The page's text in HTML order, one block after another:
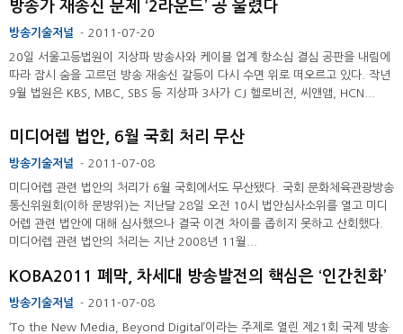
방송가 재송신 문제 ‘2라운드’ 공 울렸다
방송기술저널 - 2011-07-20
20일 서울고등법원이 지상파 방송사와 케이블 업계 항소심 결심 공판을 내림에
따라 잠시 숨을 고르던 방송 재송신 갈등이 다시 수면 위로 떠오르고 있다. 작년
9월 법원은 KBS, MBC, SBS 등 지상파 3사가 CJ 헬로비전, 씨앤앰, HCN...
미디어렙 법안, 6월 국회 처리 무산
방송기술저널 - 2011-07-08
미디어렙 관련 법안의 처리가 6월 국회에서도 무산됐다. 국회 문화체육관광방송
통신위원회(이하 문방위)는 지난달 28일 오전 10시 법안심사소위를 열고 미디
어렙 관련 법안에 대해 심사했으나 결국 이견 차이를 좁히지 못하고 산회했다.
미디어렙 관련 법안의 처리는 지난 2008년 11월...
KOBA2011 폐막, 차세대 방송발전의 핵심은 ‘인간친화’
방송기술저널 - 2011-07-08
‘To the New Media, Beyond Digital’이라는 주제로 열린 제21회 국제 방송·